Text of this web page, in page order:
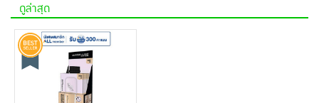
ดูล่าสุด